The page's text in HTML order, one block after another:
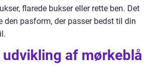
flarede bukser eller rette ben. Det
den pasform, der passer bedst til din
af mørkeblå